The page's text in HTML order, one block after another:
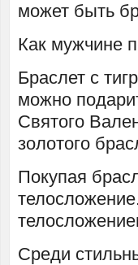
может быть
Как мужчине
Браслет с
можно
Святого
золотого
Покупая
Среди